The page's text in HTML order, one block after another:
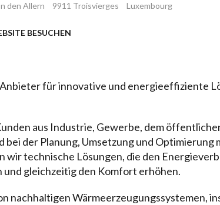
den Allern 9911 Troisvierges Luxembourg
BESUCHEN
für innovative und energieeffiziente
aus Industrie, Gewerbe, dem
der Planung, Umsetzung und Optimierung
wir technische Lösungen, die den
gleichzeitig den Komfort erhöhen.
nachhaltigen Wärmeerzeugungssystemen,